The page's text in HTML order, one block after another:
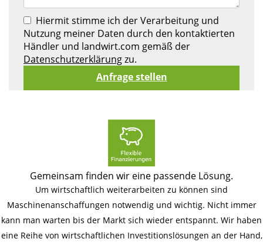
Hiermit stimme ich der Verarbeitung und
Nutzung meiner Daten durch den kontaktierten
Händler und landwirt.com gemäß der
Datenschutzerklärungzu.
Gemeinsam finden wir eine passende Lösung.
Um wirtschaftlich weiterarbeiten zu können sind
Maschinenanschaffungen notwendig und wichtig. Nicht immer
kann man warten bis der Markt sich wieder entspannt. Wir haben
eine Reihe von wirtschaftlichen Investitionslösungen an der Hand,